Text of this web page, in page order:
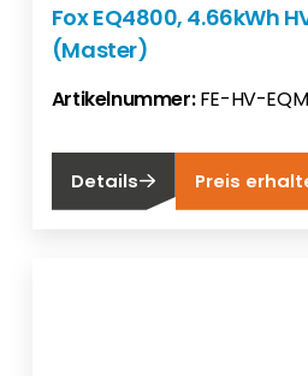
Fox EQ4800, 4.66kWh
(Master)
Artikelnummer:FE-HV-
Details Preis